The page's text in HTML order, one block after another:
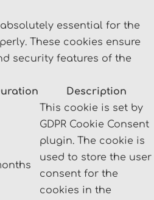
essential for the
These cookies ensure
security features of the
Description
This cookie is set by
GDPR Cookie Consent
plugin. The cookie is
used to store the user
consent for the
cookies in the